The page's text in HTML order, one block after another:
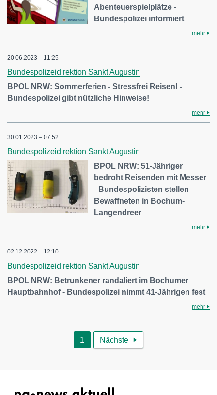
Abenteuerspielplätze -
Bundespolizei informiert
mehr
20.06.2023 – 11:25
Bundespolizeidirektion Sankt Augustin
BPOL NRW: Sommerferien - Stressfrei Reisen! -
Bundespolizei gibt nützliche Hinweise!
mehr
30.01.2023 – 07:52
Bundespolizeidirektion Sankt Augustin
BPOL NRW: 51-Jähriger
bedroht Reisenden mit Messer
- Bundespolizisten stellen
Bewaffneten in Bochum-
Langendreer
mehr
02.12.2022 – 12:10
Bundespolizeidirektion Sankt Augustin
BPOL NRW: Betrunkener randaliert im Bochumer
Hauptbahnhof - Bundespolizei nimmt 41-Jährigen fest
mehr
1 Nächste 